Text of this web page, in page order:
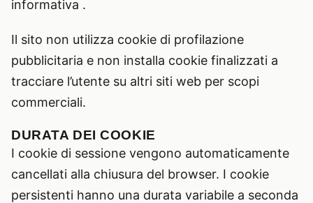
informativa .
Il sito non utilizza cookie di profilazione
pubblicitaria e non installa cookie finalizzati a
tracciare l’utente su altri siti web per scopi
commerciali.
DURATA DEI COOKIE
I cookie di sessione vengono automaticamente
cancellati alla chiusura del browser. I cookie
persistenti hanno una durata variabile a seconda